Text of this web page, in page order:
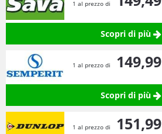
1 al prezzo di
Scopri di più
1 al prezzo di 149,99
Scopri di più
1 al prezzo di 151,99